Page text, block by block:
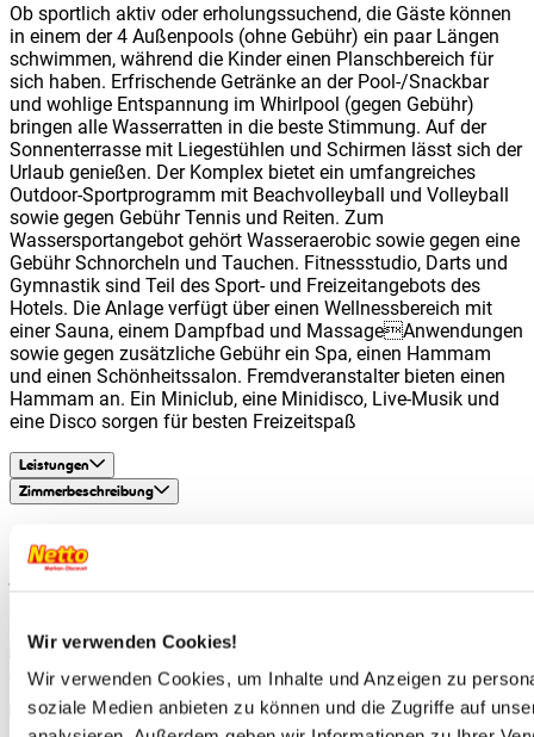
Wir verwenden Cookies!
Wir verwenden Cookies, um Inhalte und Anzeigen zu
soziale Medien anbieten zu können und die Zugriffe auf
Ob sportlich aktiv oder erholungssuchend, die Gäste können
in einem der 4 Außenpools (ohne Gebühr) ein paar Längen
schwimmen, während die Kinder einen Planschbereich für
sich haben. Erfrischende Getränke an der Pool-/Snackbar
und wohlige Entspannung im Whirlpool (gegen Gebühr)
bringen alle Wasserratten in die beste Stimmung. Auf der
Sonnenterrasse mit Liegestühlen und Schirmen lässt sich der
Urlaub genießen. Der Komplex bietet ein umfangreiches
Outdoor-Sportprogramm mit Beachvolleyball und Volleyball
sowie gegen Gebühr Tennis und Reiten. Zum
Wassersportangebot gehört Wasseraerobic sowie gegen eine
Gebühr Schnorcheln und Tauchen. Fitnessstudio, Darts und
Gymnastik sind Teil des Sport- und Freizeitangebots des
Hotels. Die Anlage verfügt über einen Wellnessbereich mit
einer Sauna, einem Dampfbad und MassageAnwendungen
sowie gegen zusätzliche Gebühr ein Spa, einen Hammam
und einen Schönheitssalon. Fremdveranstalter bieten einen
Hammam an. Ein Miniclub, eine Minidisco, Live-Musik und
eine Disco sorgen für besten Freizeitspaß
Leistungen
Zimmerbeschreibung
Deine Vorteile bei
Ausgesuchte Reisen mit top Bewertungen